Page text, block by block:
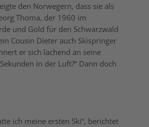
den Norwegern, dass sie als
Thoma, der 1960 im
und Gold für den Schwarzwald
Cousin Dieter auch Skispringer
er sich lachend an seine
in der Luft?“ Dann doch
ich meine ersten Ski“, berichtet